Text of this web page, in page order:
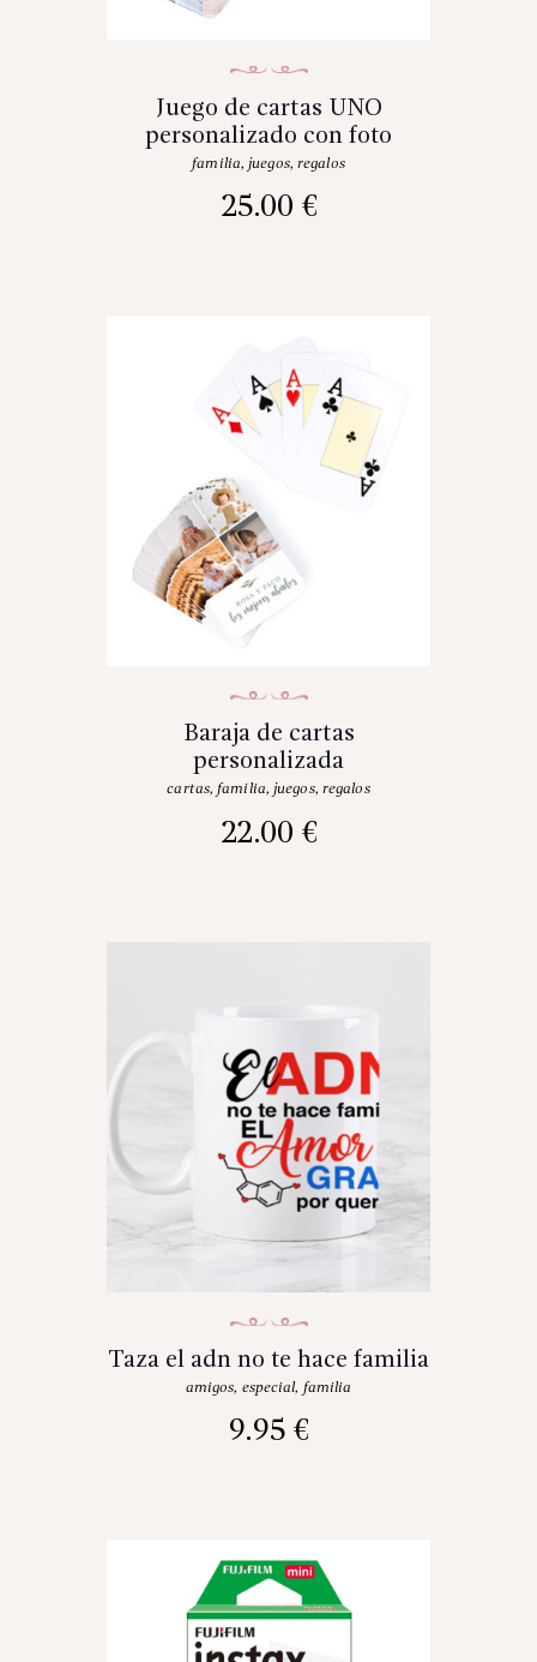
Juego de cartas UNO
personalizado con foto
familia, juegos, regalos
25.00 €
Baraja de cartas
personalizada
cartas,familia, juegos, regalos
22.00 €
Taza el adn no te hace familia
amigos, especial, familia
9.95 €